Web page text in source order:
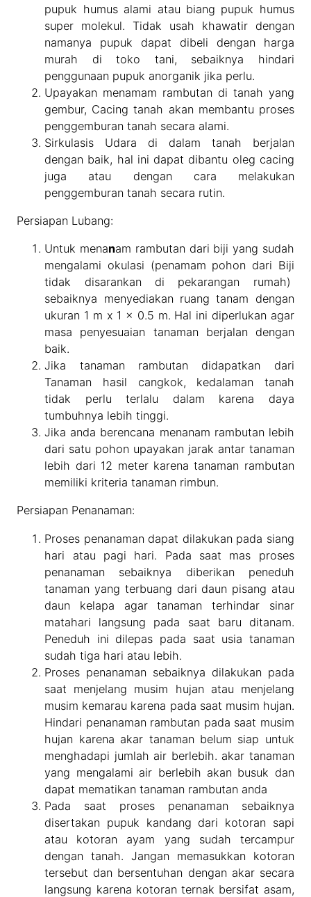
pupuk humus alami atau biang pupuk humus
super molekul. Tidak usah khawatir dengan
namanya pupuk dapat dibeli dengan harga
murah di toko tani, sebaiknya hindari
penggunaan pupuk anorganik jika perlu.
Upayakan menamam rambutan di tanah yang
gembur, Cacing tanah akan membantu proses
penggemburan tanah secara alami.
Sirkulasis Udara di dalam tanah berjalan
dengan baik, hal ini dapat dibantu oleg cacing
juga atau dengan cara melakukan
penggemburan tanah secara rutin.
Persiapan Lubang:
Untuk menanam rambutan dari biji yang sudah
mengalami okulasi (penamam pohon dari Biji
tidak disarankan di pekarangan rumah)
sebaiknya menyediakan ruang tanam dengan
ukuran 1 m x 1 x 0.5 m. Hal ini diperlukan agar
masa penyesuaian tanaman berjalan dengan
baik.
Jika tanaman rambutan didapatkan dari
Tanaman hasil cangkok, kedalaman tanah
tidak perlu terlalu dalam karena daya
tumbuhnya lebih tinggi.
Jika anda berencana menanam rambutan lebih
dari satu pohon upayakan jarak antar tanaman
lebih dari 12 meter karena tanaman rambutan
memiliki kriteria tanaman rimbun.
Persiapan Penanaman:
Proses penanaman dapat dilakukan pada siang
hari atau pagi hari. Pada saat mas proses
penanaman sebaiknya diberikan peneduh
tanaman yang terbuang dari daun pisang atau
daun kelapa agar tanaman terhindar sinar
matahari langsung pada saat baru ditanam.
Peneduh ini dilepas pada saat usia tanaman
sudah tiga hari atau lebih.
Proses penanaman sebaiknya dilakukan pada
saat menjelang musim hujan atau menjelang
musim kemarau karena pada saat musim hujan.
Hindari penanaman rambutan pada saat musim
hujan karena akar tanaman belum siap untuk
menghadapi jumlah air berlebih. akar tanaman
yang mengalami air berlebih akan busuk dan
dapat mematikan tanaman rambutan anda
Pada saat proses penanaman sebaiknya
disertakan pupuk kandang dari kotoran sapi
atau kotoran ayam yang sudah tercampur
dengan tanah. Jangan memasukkan kotoran
tersebut dan bersentuhan dengan akar secara
langsung karena kotoran ternak bersifat asam,